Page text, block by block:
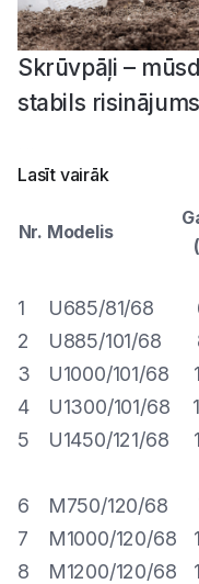
Skrūvpāļi –
stabils
pamatu risinājumiem,
populārāks
no augstas kvalitātes
pamats dažādiem
žogiem līdz pat lielām
komerciāliem
priekšrocību, kas
privātiem, gan
Skrūvpāļi ir ideāls
izvairīties no liekām
Skrūvpāļu augstā
parada tos par ideālu
objektiem. To
Lasīt vairāk
Nr. Modelis
1 U685/81/68
2
U885/101/68
3
U1000/101/68
4
U1300/101/68
5
U1450/121/68
6 M750/120/68
7
M1000/120/68
8
M1200/120/68